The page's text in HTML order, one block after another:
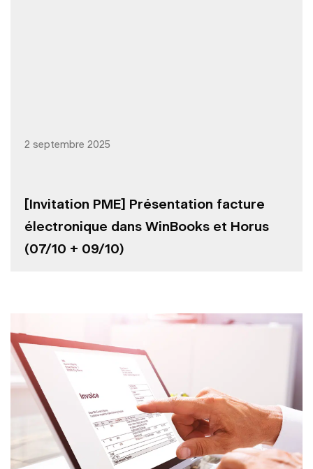
[Invitation PME] Présentation facture
électronique dans WinBooks et Horus
(07/10 + 09/10)
2 septembre 2025